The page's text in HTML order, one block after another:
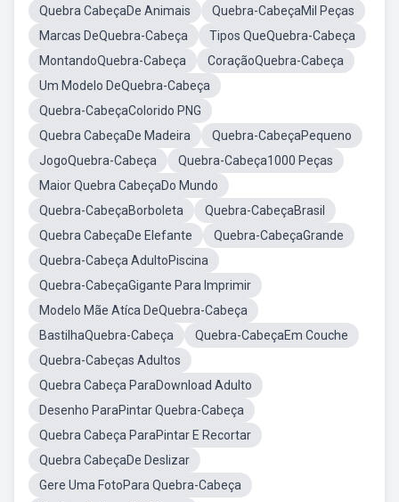
Quebra CabeçaDe Animais
Quebra-CabeçaMil Peças
Marcas DeQuebra-Cabeça
Tipos QueQuebra-Cabeça
MontandoQuebra-Cabeça
CoraçãoQuebra-Cabeça
Um Modelo DeQuebra-Cabeça
Quebra-CabeçaColorido PNG
Quebra CabeçaDe Madeira
Quebra-CabeçaPequeno
JogoQuebra-Cabeça
Quebra-Cabeça1000 Peças
Maior Quebra CabeçaDo Mundo
Quebra-CabeçaBorboleta
Quebra-CabeçaBrasil
Quebra CabeçaDe Elefante
Quebra-CabeçaGrande
Quebra-Cabeça AdultoPiscina
Quebra-CabeçaGigante Para Imprimir
Modelo Mãe Atíca DeQuebra-Cabeça
BastilhaQuebra-Cabeça
Quebra-CabeçaEm Couche
Quebra-Cabeças Adultos
Quebra Cabeça ParaDownload Adulto
Desenho ParaPintar Quebra-Cabeça
Quebra Cabeça ParaPintar E Recortar
Quebra CabeçaDe Deslizar
Gere Uma FotoPara Quebra-Cabeça